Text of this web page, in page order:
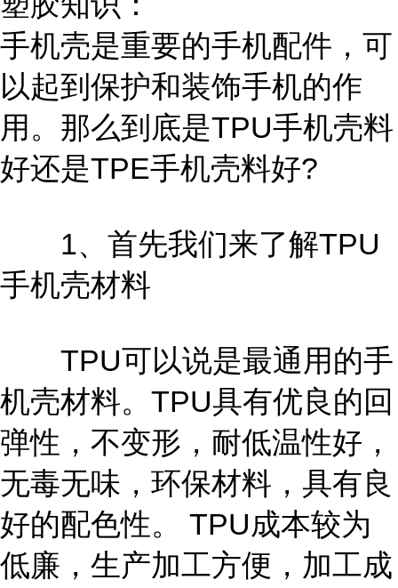
手机壳是重要的手机配件，可
以起到保护和装饰手机的作
用。那么到底是TPU手机壳料
好还是TPE手机壳料好?
1、首先我们来了解TPU
手机壳材料
TPU可以说是最通用的手
机壳材料。TPU具有优良的回
弹性，不变形，耐低温性好，
无毒无味，环保材料，具有良
好的配色性。 TPU成本较为
低廉，生产加工方便，加工成